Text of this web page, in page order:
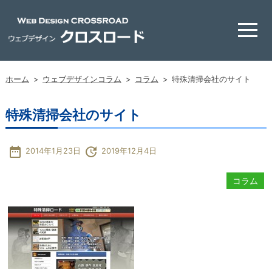
ホーム > ウェブデザインコラム > コラム > 特殊清掃会社のサイト
特殊清掃会社のサイト
date_range 2014年1月23日 update 2019年12月4日
コラム